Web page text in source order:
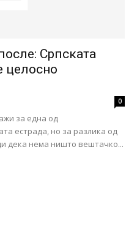
Српската
целосно
0
за една од
естрада, но за разлика од
дека нема ништо вештачко...